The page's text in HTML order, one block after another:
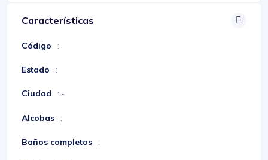
Características
Código :
Estado :
Ciudad : -
Alcobas :
Baños completos :